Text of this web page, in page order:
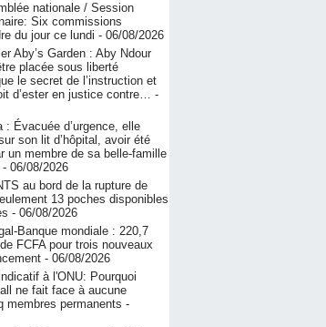
nationale / Session
Six commissions
du jour ce lundi - 06/08/2026
Aby’s Garden : Aby Ndour
placée sous liberté
le secret de l’instruction et
d’ester en justice contre… -
: Évacuée d’urgence, elle
son lit d’hôpital, avoir été
un membre de sa belle-famille
- 06/08/2026
au bord de la rupture de
13 poches disponibles
- 06/08/2026
Banque mondiale : 220,7
FCFA pour trois nouveaux
- 06/08/2026
à l'ONU: Pourquoi
ne fait face à aucune
membres permanents -